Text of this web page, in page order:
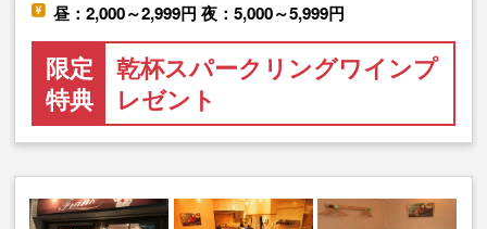
昼：2,000～2,999円 夜：5,000～5,999円
限定
特典
乾杯スパークリングワインプ
レゼント